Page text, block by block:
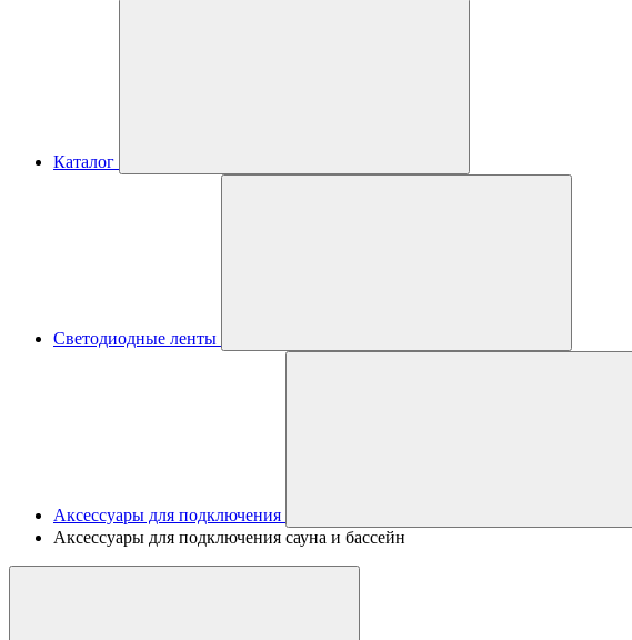
Каталог
Светодиодные ленты
Аксессуары для подключения
Аксессуары для подключения сауна и бассейн